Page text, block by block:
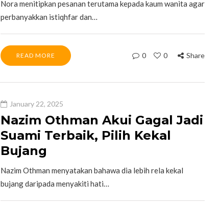
Nora menitipkan pesanan terutama kepada kaum wanita agar
perbanyakkan istiqhfar dan…
READ MORE 0 0 Share
January 22, 2025
Nazim Othman Akui Gagal Jadi
Suami Terbaik, Pilih Kekal
Bujang
Nazim Othman menyatakan bahawa dia lebih rela kekal
bujang daripada menyakiti hati…